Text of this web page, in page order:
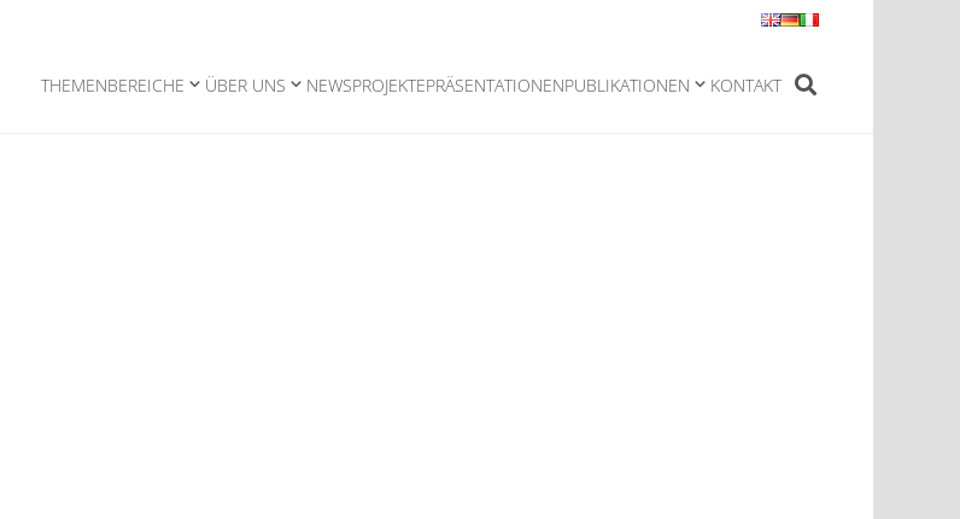
THEMENBEREICHE ÜBER UNS NEWSPROJEKTEPRÄSENTATIONENPUBLIKATIONEN KONTAKT